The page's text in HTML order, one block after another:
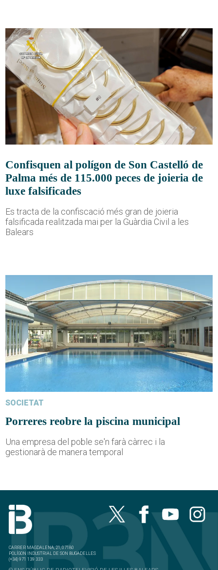
Confisquen al polígon de Son Castelló de
Palma més de 115.000 peces de joieria de
luxe falsificades
Es tracta de la confiscació més gran de joieria
falsificada realitzada mai per la Guàrdia Civil a les
Balears
SOCIETAT
Porreres reobre la piscina municipal
Una empresa del poble se'n farà càrrec i la
gestionarà de manera temporal
CARRER MAGDALENA, 21, 07180
POLÍGON INDUSTRIAL DE SON BUGADELLES
(+34) 971 139 333